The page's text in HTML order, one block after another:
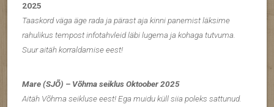
2025
Taaskord väga äge rada ja pärast aja kinni panemist läksime
rahulikus tempost infotahvleid läbi lugema ja kohaga tutvuma.
Suur aitäh korraldamise eest!
Mare (SJÕ) – Võhma seiklus Oktoober 2025
Aitäh Võhma seikluse eest! Ega muidu küll siia poleks sattunud.